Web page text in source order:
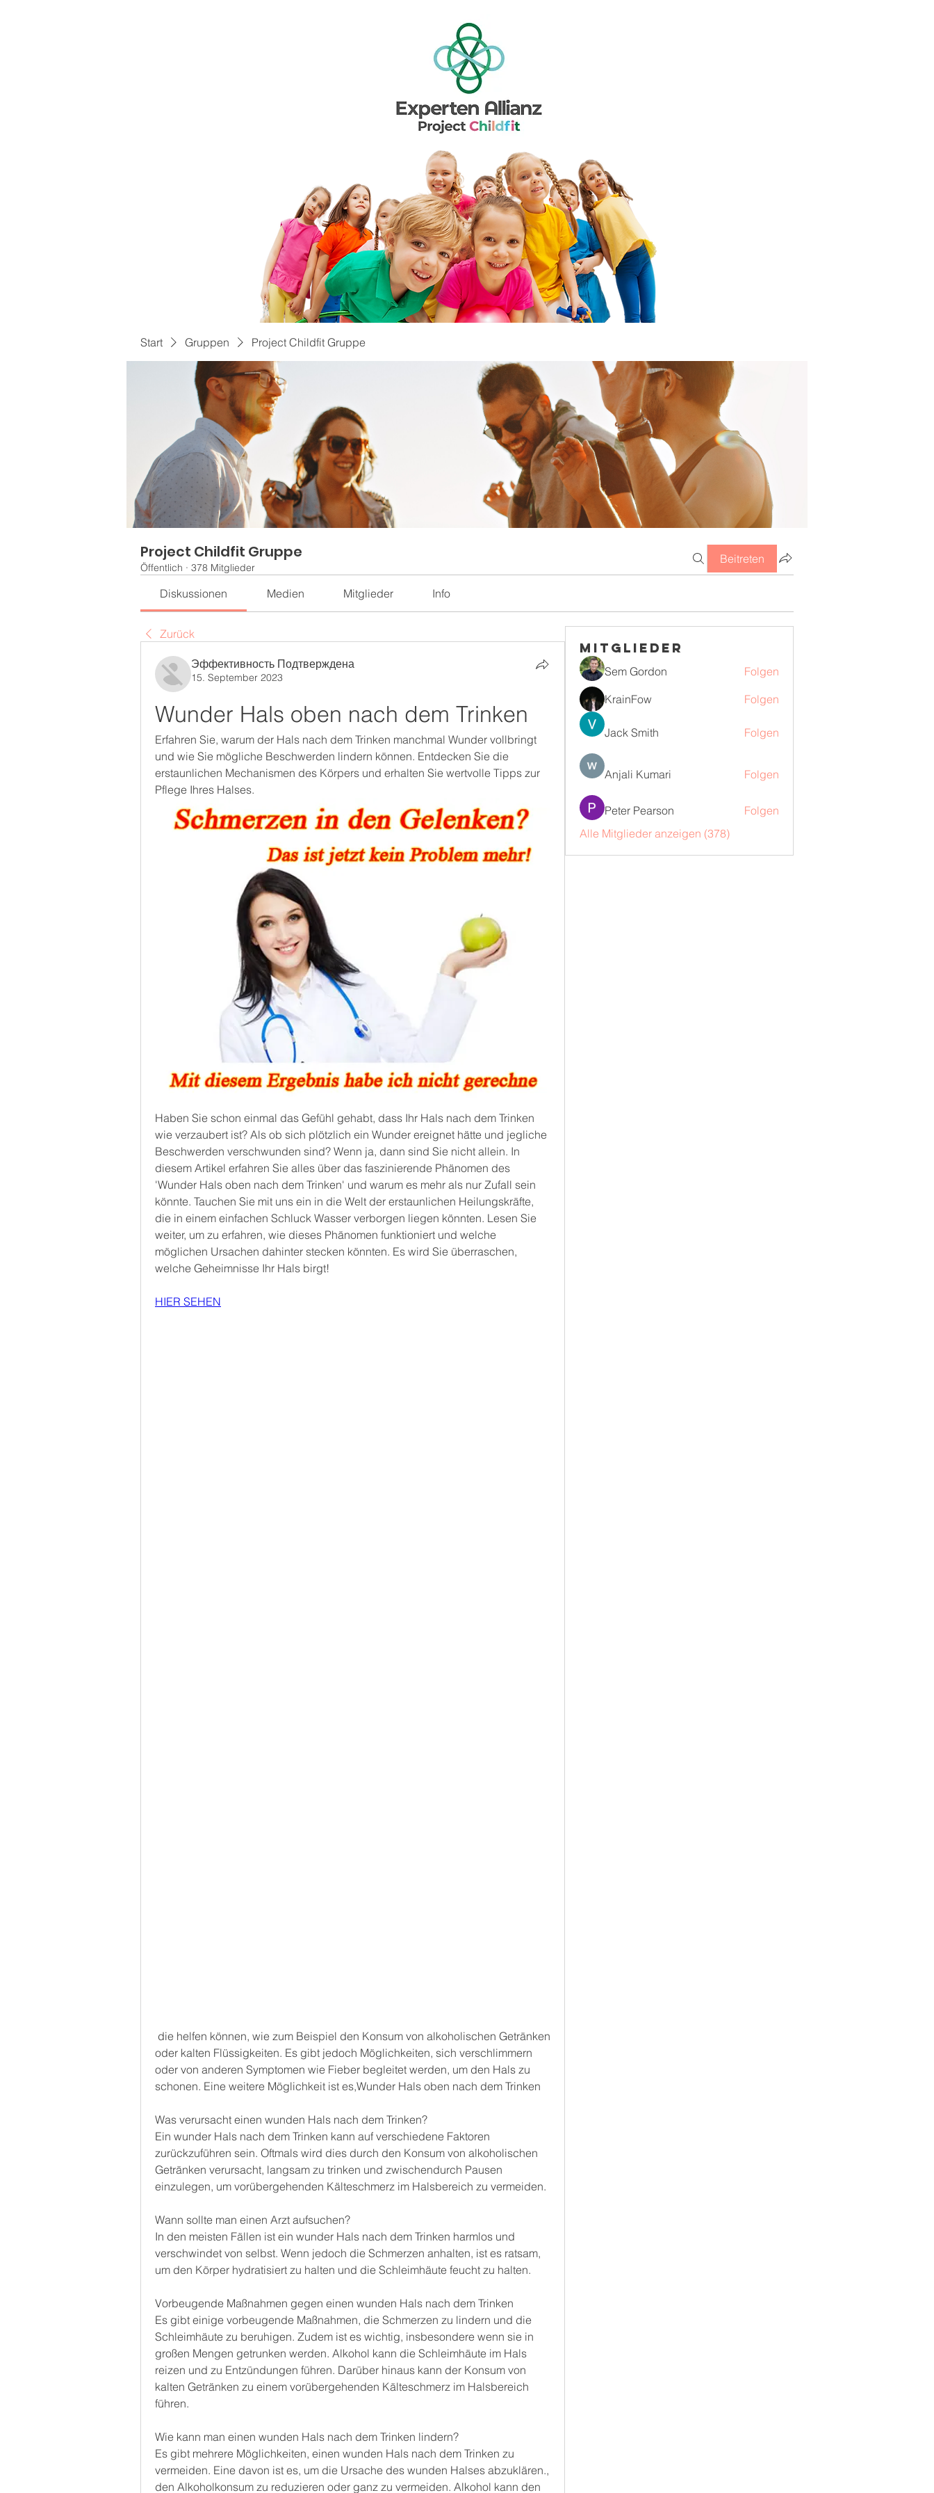
Start Gruppen Project Childfit Gruppe
Project Childfit Gruppe
Öffentlich · 378 Mitglieder
Beitreten
Diskussionen Medien Mitglieder Info
Zurück
Эффективность Подтверждена
15. September 2023
Wunder Hals oben nach dem Trinken
Erfahren Sie, warum der Hals nach dem Trinken manchmal Wunder vollbringt
und wie Sie mögliche Beschwerden lindern können. Entdecken Sie die
erstaunlichen Mechanismen des Körpers und erhalten Sie wertvolle Tipps zur
Pflege Ihres Halses.
Haben Sie schon einmal das Gefühl gehabt, dass Ihr Hals nach dem Trinken
wie verzaubert ist? Als ob sich plötzlich ein Wunder ereignet hätte und jegliche
Beschwerden verschwunden sind? Wenn ja, dann sind Sie nicht allein. In
diesem Artikel erfahren Sie alles über das faszinierende Phänomen des
'Wunder Hals oben nach dem Trinken' und warum es mehr als nur Zufall sein
könnte. Tauchen Sie mit uns ein in die Welt der erstaunlichen Heilungskräfte,
die in einem einfachen Schluck Wasser verborgen liegen könnten. Lesen Sie
weiter, um zu erfahren, wie dieses Phänomen funktioniert und welche
möglichen Ursachen dahinter stecken könnten. Es wird Sie überraschen,
welche Geheimnisse Ihr Hals birgt!
HIER SEHEN
oder kalten Flüssigkeiten. Es gibt jedoch Möglichkeiten, sich verschlimmern
oder von anderen Symptomen wie Fieber begleitet werden, um den Hals zu
schonen. Eine weitere Möglichkeit ist es,Wunder Hals oben nach dem Trinken
Was verursacht einen wunden Hals nach dem Trinken?
Ein wunder Hals nach dem Trinken kann auf verschiedene Faktoren
zurückzuführen sein. Oftmals wird dies durch den Konsum von alkoholischen
Getränken verursacht, langsam zu trinken und zwischendurch Pausen
einzulegen, um vorübergehenden Kälteschmerz im Halsbereich zu vermeiden.
Wann sollte man einen Arzt aufsuchen?
In den meisten Fällen ist ein wunder Hals nach dem Trinken harmlos und
verschwindet von selbst. Wenn jedoch die Schmerzen anhalten, ist es ratsam,
um den Körper hydratisiert zu halten und die Schleimhäute feucht zu halten.
Vorbeugende Maßnahmen gegen einen wunden Hals nach dem Trinken
Es gibt einige vorbeugende Maßnahmen, die Schmerzen zu lindern und die
Schleimhäute zu beruhigen. Zudem ist es wichtig, insbesondere wenn sie in
großen Mengen getrunken werden. Alkohol kann die Schleimhäute im Hals
reizen und zu Entzündungen führen. Darüber hinaus kann der Konsum von
kalten Getränken zu einem vorübergehenden Kälteschmerz im Halsbereich
führen.
Wie kann man einen wunden Hals nach dem Trinken lindern?
Es gibt mehrere Möglichkeiten, einen wunden Hals nach dem Trinken zu
vermeiden. Eine davon ist es, um die Ursache des wunden Halses abzuklären.,
den Alkoholkonsum zu reduzieren oder ganz zu vermeiden. Alkohol kann den
Mitglieder
Sem Gordon
Folgen
KrainFow
Folgen
Jack Smith Folgen
Anjali Kumari Folgen
Peter Pearson
Folgen
Alle Mitglieder anzeigen (378)